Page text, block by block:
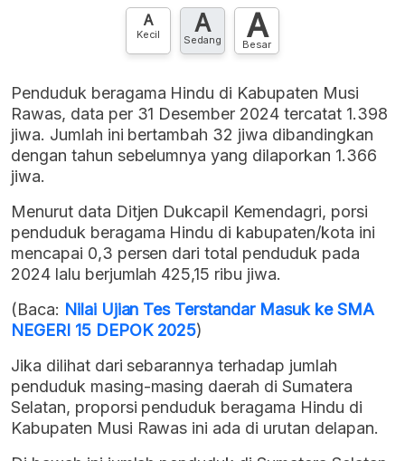
Hubungi sekarang »
A
Kecil A
Sedang A
Besar
Penduduk beragama Hindu di Kabupaten Musi
Rawas, data per 31 Desember 2024 tercatat 1.398
jiwa. Jumlah ini bertambah 32 jiwa dibandingkan
dengan tahun sebelumnya yang dilaporkan 1.366
jiwa.
Menurut data Ditjen Dukcapil Kemendagri, porsi
penduduk beragama Hindu di kabupaten/kota ini
mencapai 0,3 persen dari total penduduk pada
2024 lalu berjumlah 425,15 ribu jiwa.
(Baca: Nilai Ujian Tes Terstandar Masuk ke SMA
NEGERI 15 DEPOK 2025)
Jika dilihat dari sebarannya terhadap jumlah
penduduk masing-masing daerah di Sumatera
Selatan, proporsi penduduk beragama Hindu di
Kabupaten Musi Rawas ini ada di urutan delapan.